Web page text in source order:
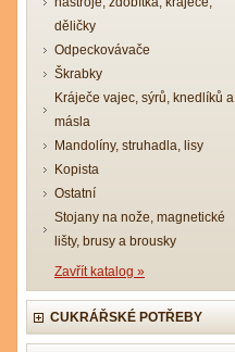
děličky
Odpeckovávače
Škrabky
Kráječe vajec, sýrů, knedlíků a
másla
Mandolíny, struhadla, lisy
Kopista
Ostatní
Stojany na nože, magnetické
lišty, brusy a brousky
Zavřít katalog »
CUKRÁŘSKÉ POTŘEBY